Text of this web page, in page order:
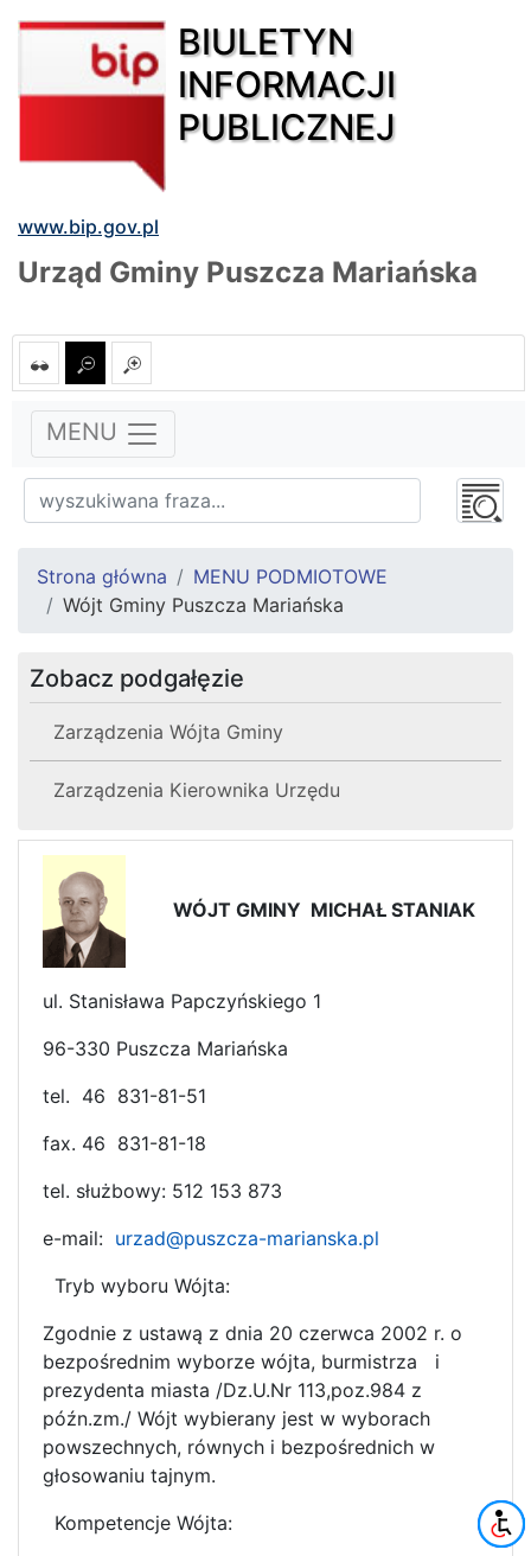
BIULETYN
INFORMACJI
PUBLICZNEJ
www.bip.gov.pl
Urząd Gminy Puszcza Mariańska
MENU
Strona główna
MENU PODMIOTOWE
Wójt Gminy Puszcza Mariańska
Zobacz podgałęzie
Zarządzenia Wójta Gminy
Zarządzenia Kierownika Urzędu
WÓJT GMINY MICHAŁ STANIAK
ul. Stanisława Papczyńskiego 1
96-330 Puszcza Mariańska
tel. 46 831-81-51
fax. 46 831-81-18
tel. służbowy: 512 153 873
e-mail: urzad@puszcza-marianska.pl
Tryb wyboru Wójta:
Zgodnie z ustawą z dnia 20 czerwca 2002 r. o
bezpośrednim wyborze wójta, burmistrza i
prezydenta miasta /Dz.U.Nr 113,poz.984 z
późn.zm./ Wójt wybierany jest w wyborach
powszechnych, równych i bezpośrednich w
głosowaniu tajnym.
Kompetencje Wójta: